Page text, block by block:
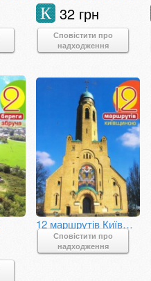
32 грн
К
Сповістити про
надходження
12 маршрутів Київщиною
Сповістити про
надходження